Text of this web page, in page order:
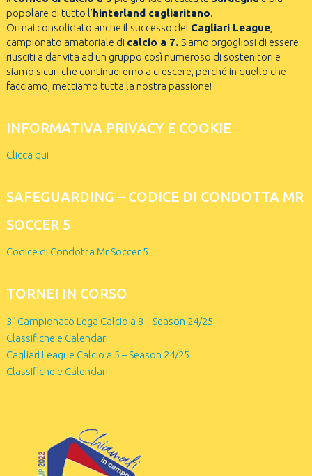
popolare di tutto l’hinterland cagliaritano.
Ormai consolidato anche il successo del Cagliari League,
campionato amatoriale di calcio a 7. Siamo orgogliosi di essere
riusciti a dar vita ad un gruppo così numeroso di sostenitori e
siamo sicuri che continueremo a crescere, perché in quello che
facciamo, mettiamo tutta la nostra passione!
INFORMATIVA PRIVACY E COOKIE
Clicca qui
SAFEGUARDING – CODICE DI CONDOTTA MR
SOCCER 5
Codice di Condotta Mr Soccer 5
TORNEI IN CORSO
3° Campionato Lega Calcio a 8 – Season 24/25
Classifiche e Calendari
Cagliari League Calcio a 5 – Season 24/25
Classifiche e Calendari